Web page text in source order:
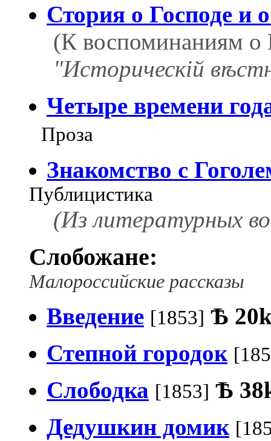
Стория о Господе и
(К воспоминаниям о
"Историческій
Четыре времени
Проза
Знакомство с
Публицистика
(Из литературных
Слобожане:
Малороссийские рассказы
Введение [1853] Ѣ
Степной городок
Слободка [1853] Ѣ
Дедушкин домик